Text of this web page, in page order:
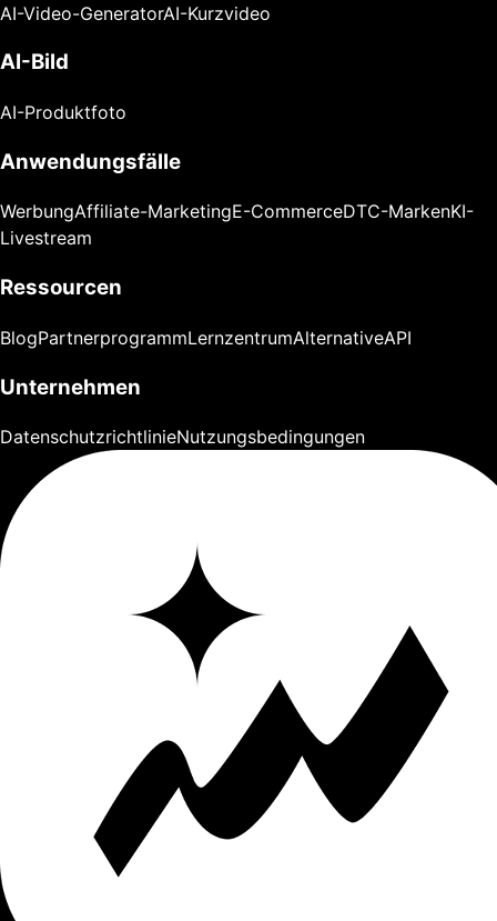
AI-Video-GeneratorAI-Kurzvideo
AI-Bild
AI-Produktfoto
Anwendungsfälle
WerbungAffiliate-MarketingE-CommerceDTC-MarkenKI-
Livestream
Ressourcen
BlogPartnerprogrammLernzentrumAlternativeAPI
Unternehmen
DatenschutzrichtlinieNutzungsbedingungen